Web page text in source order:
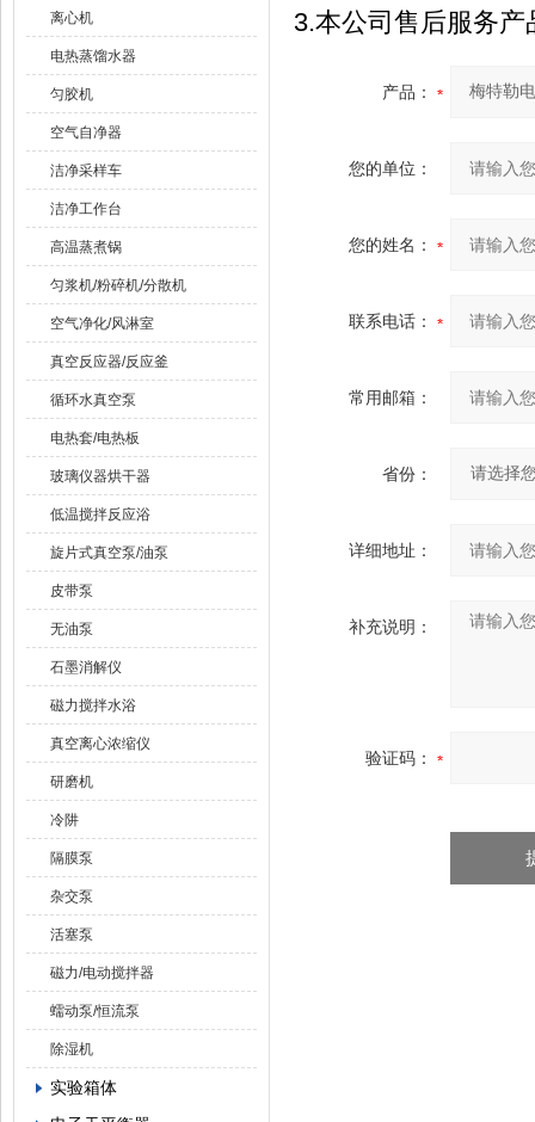
离心机
电热蒸馏水器
匀胶机
空气自净器
洁净采样车
洁净工作台
高温蒸煮锅
匀浆机/粉碎机/分散机
空气净化/风淋室
真空反应器/反应釜
循环水真空泵
电热套/电热板
玻璃仪器烘干器
低温搅拌反应浴
旋片式真空泵/油泵
皮带泵
无油泵
石墨消解仪
磁力搅拌水浴
真空离心浓缩仪
研磨机
冷阱
隔膜泵
杂交泵
活塞泵
磁力/电动搅拌器
蠕动泵/恒流泵
除湿机
实验箱体
3.本公司售后服务
产品：
您的单位：
您的姓名：
联系电话：
常用邮箱：
省份：
详细地址：
补充说明：
验证码：